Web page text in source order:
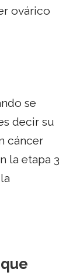
ovárico
se
decir su
cáncer
la etapa 3